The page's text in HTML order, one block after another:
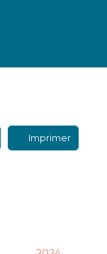
Imprimer